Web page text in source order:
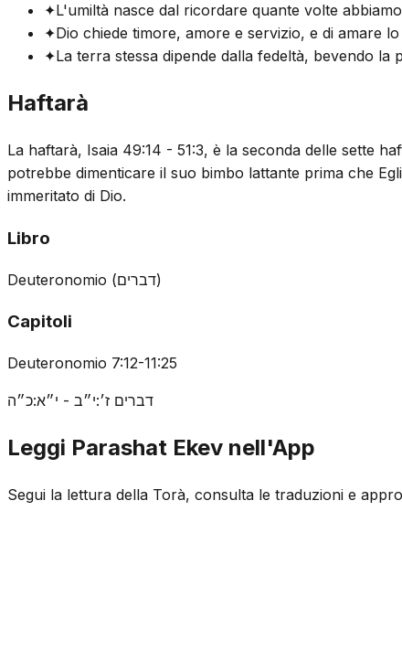
✦L'umiltà nasce dal ricordare quante volte
✦Dio chiede timore, amore e servizio, e di amare
✦La terra stessa dipende dalla fedeltà, bevendo la
Haftarà
La haftarà, Isaia 49:14 - 51:3, è la seconda delle sette
potrebbe dimenticare il suo bimbo lattante prima che
immeritato di Dio.
Libro
Deuteronomio (דברים)
Capitoli
Deuteronomio 7:12-11:25
דברים ז׳:י״ב - י״א:כ״ה
Leggi Parashat Ekev nell'App
Segui la lettura della Torà, consulta le traduzioni e